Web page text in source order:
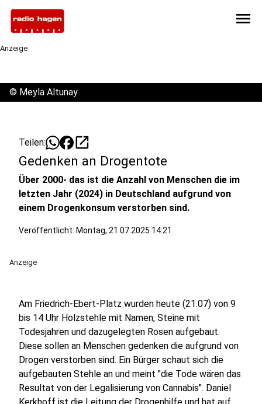
menu
Anzeige
© Meyla Altunay
Teilen: open_in_new
Gedenken an Drogentote
Über 2000- das ist die Anzahl von Menschen die im
letzten Jahr (2024) in Deutschland aufgrund von
einem Drogenkonsum verstorben sind.
Veröffentlicht: Montag, 21.07.2025 14:21
Anzeige
Am Friedrich-Ebert-Platz wurden heute (21.07) von 9
bis 14 Uhr Holzstehle mit Namen, Steine mit
Todesjahren und dazugelegten Rosen aufgebaut.
Diese sollen an Menschen gedenken die aufgrund von
Drogen verstorben sind. Ein Bürger schaut sich die
aufgebauten Stehle an und meint "die Tode wären das
Resultat von der Legalisierung von Cannabis". Daniel